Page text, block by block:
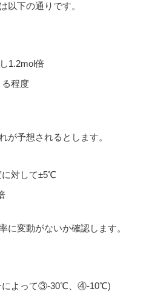
以下の通りです。
1.2mol倍
程度
が予想されるとします。
対して±5℃
に変動がないか確認します。
よって③-30℃、④-10℃)